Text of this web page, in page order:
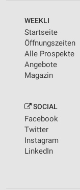
WEEKLI
Startseite
Öffnungszeiten
Alle Prospekte
Angebote
Magazin
SOCIAL
Facebook
Twitter
Instagram
LinkedIn